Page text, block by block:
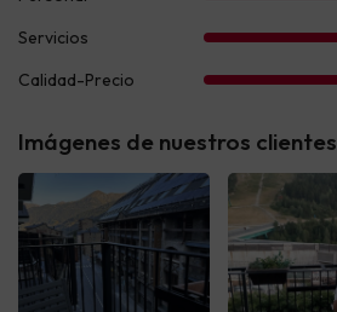
Imágenes de nuestros clientes